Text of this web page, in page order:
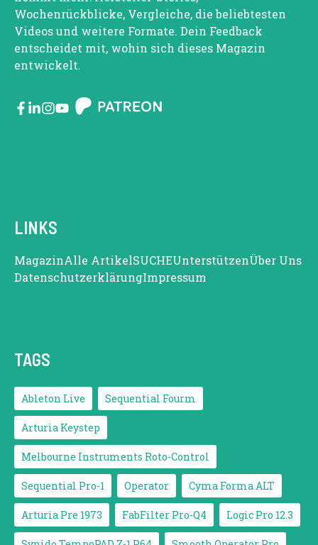
Wochenrückblicke, Vergleiche, die beliebtesten
Videos und weitere Formate. Dein Feedback
entscheidet mit, wohin sich dieses Magazin
entwickelt.
LINKS
MagazinAlle ArtikelSUCHEUnterstützenÜber Uns
DatenschutzerklärungImpressum
TAGS
Ableton Live Sequential Fourm
Arturia Keystep
Melbourne Instruments Roto-Control
Sequential Pro-1 Operator Cyma Forma ALT
Arturia Pre 1973 FabFilter Pro-Q4 Logic Pro 12.3